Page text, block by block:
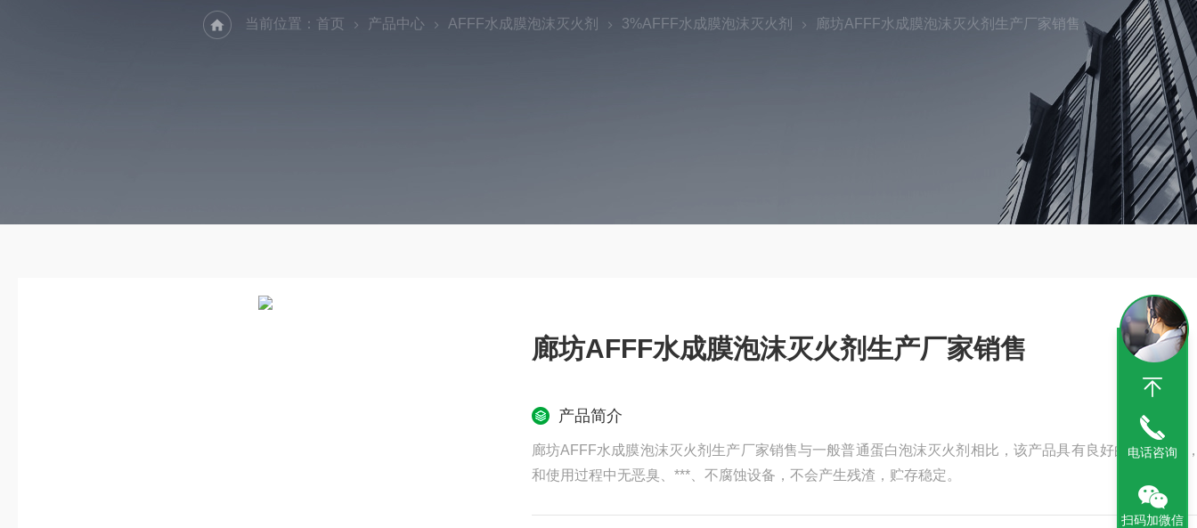
当前位置： 首页 产品中心 AFFF水成膜泡沫灭火剂 3%AFFF水成膜泡沫灭火剂 廊坊AFFF水成膜泡沫灭火剂生产厂家销售
廊坊AFFF水成膜泡沫灭火剂生产厂家销售
产品简介
廊坊AFFF水成膜泡沫灭火剂生产厂家销售与一般普通蛋白泡沫灭火剂相比，该产品具有良好的灭火性能
和使用过程中无恶臭、***、不腐蚀设备，不会产生残渣，贮存稳定。
电话咨询
扫码加微信